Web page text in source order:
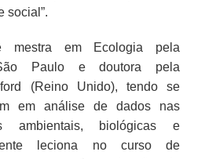
social”.
em Ecologia pela
Paulo e doutora pela
(Reino Unido), tendo se
em análise de dados nas
ambientais, biológicas e
leciona no curso de